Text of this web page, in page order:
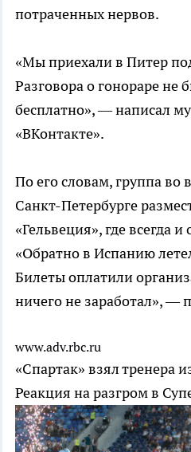
потраченных нервов.
«Мы приехали в Питер
Разговора о гонораре
бесплатно», — написал
«ВКонтакте».
По его словам, группа во
Санкт-Петербурге
«Гельвеция», где всегда и
«Обратно в Испанию
Билеты оплатили
ничего не заработал», —
www.adv.rbc.ru
«Спартак» взял тренера
Реакция на разгром в